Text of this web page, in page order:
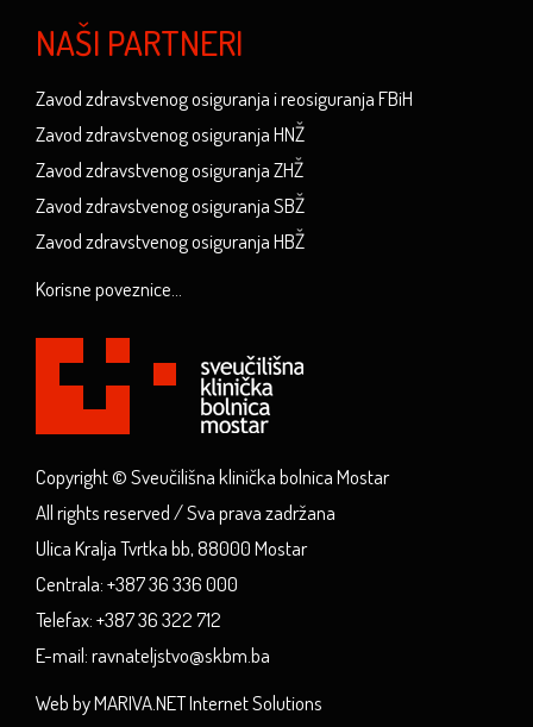
NAŠI PARTNERI
Zavod zdravstvenog osiguranja i reosiguranja FBiH
Zavod zdravstvenog osiguranja HNŽ
Zavod zdravstvenog osiguranja ZHŽ
Zavod zdravstvenog osiguranja SBŽ
Zavod zdravstvenog osiguranja HBŽ
Korisne poveznice...
Copyright © Sveučilišna klinička bolnica Mostar
All rights reserved / Sva prava zadržana
Ulica Kralja Tvrtka bb, 88000 Mostar
Centrala: +387 36 336 000
Telefax: +387 36 322 712
E-mail: ravnateljstvo@skbm.ba
Web by MARIVA.NET Internet Solutions